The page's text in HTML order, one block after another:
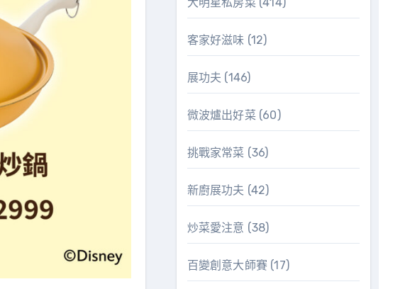
客家好滋味 (12)
展功夫 (146)
微波爐出好菜 (60)
挑戰家常菜 (36)
新廚展功夫 (42)
炒菜愛注意 (38)
百變創意大師賽(17)